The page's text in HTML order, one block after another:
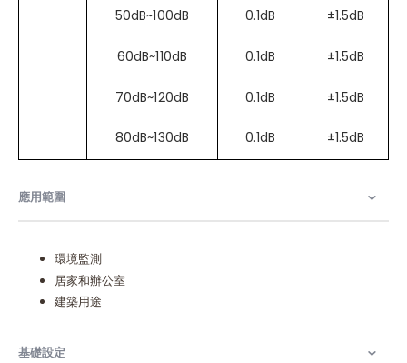
50dB~100dB
60dB~110dB
70dB~120dB
80dB~130dB
0.1dB
0.1dB
0.1dB
0.1dB
±1.5dB
±1.5dB
±1.5dB
±1.5dB
應用範圍​
環境監測
居家和辦公室
建築用途
基礎設定